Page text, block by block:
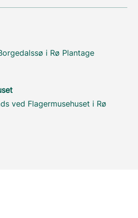
i Rø Plantage
ved Flagermusehuset i Rø